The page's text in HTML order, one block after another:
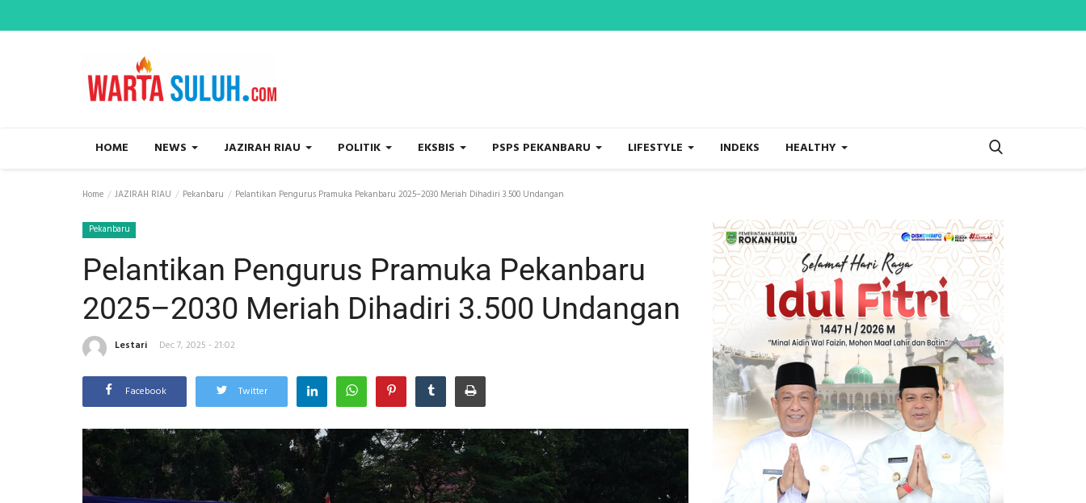
HOME NEWS JAZIRAH RIAU POLITIK EKSBIS PSPS PEKANBARU LIFESTYLE INDEKS HEALTHY
Home JAZIRAH RIAU Pekanbaru Pelantikan Pengurus Pramuka Pekanbaru 2025–2030 Meriah Dihadiri 3.500 Undangan
Pekanbaru
Pelantikan Pengurus Pramuka Pekanbaru
2025–2030 Meriah Dihadiri 3.500 Undangan
Lestari Dec 7, 2025 - 21:02
Facebook Twitter